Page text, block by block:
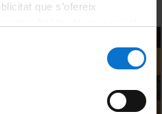
que s’ofereix
del lloc web de la